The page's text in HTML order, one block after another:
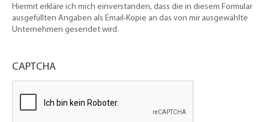
Hiermit erkläre ich mich einverstanden, dass die in diesem Formular
ausgefüllten Angaben als Email-Kopie an das von mir ausgewählte
Unternehmen gesendet wird.
CAPTCHA